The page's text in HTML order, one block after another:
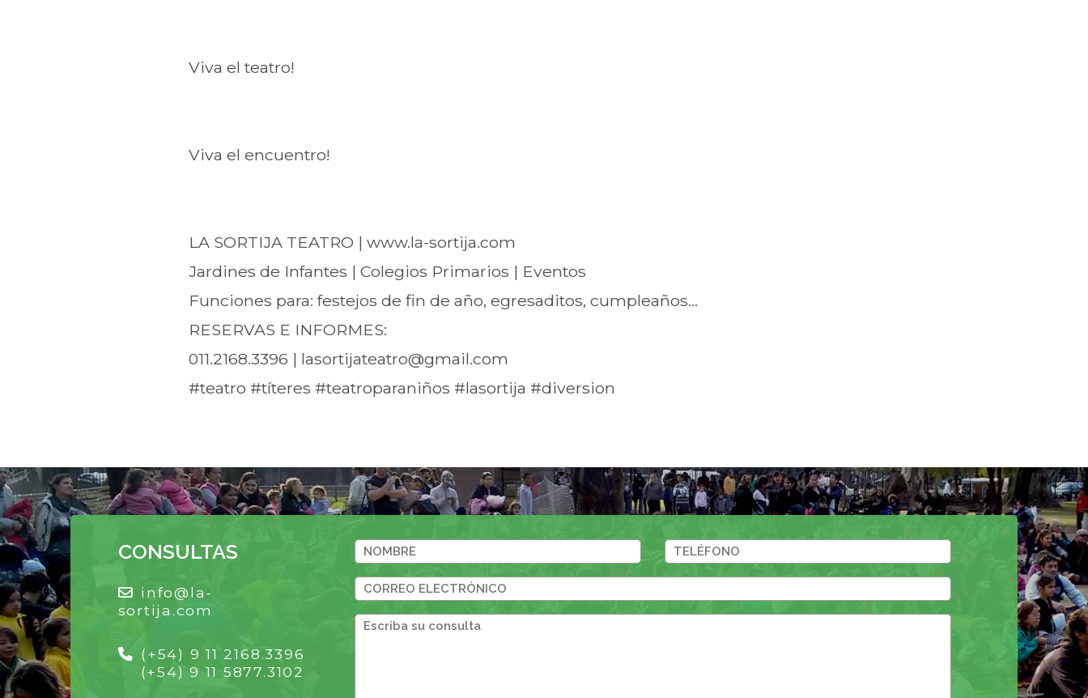
Viva el teatro!
Viva el encuentro!
LA SORTIJA TEATRO | www.la-sortija.com
Jardines de Infantes | Colegios Primarios | Eventos
Funciones para: festejos de fin de año, egresaditos, cumpleaños...
RESERVAS E INFORMES:
011.2168.3396 | lasortijateatro@gmail.com
#teatro #títeres #teatroparaniños #lasortija #diversion
CONSULTAS
info@la-
sortija.com
(+54) 9 11 2168.3396
(+54) 9 11 5877.3102